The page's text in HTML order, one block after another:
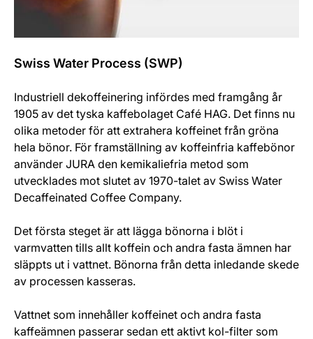
Swiss Water Process (SWP)
Industriell dekoffeinering infördes med framgång år
1905 av det tyska kaffebolaget Café HAG. Det finns nu
olika metoder för att extrahera koffeinet från gröna
hela bönor. För framställning av koffeinfria kaffebönor
använder JURA den kemikaliefria metod som
utvecklades mot slutet av 1970-talet av Swiss Water
Decaffeinated Coffee Company.
Det första steget är att lägga bönorna i blöt i
varmvatten tills allt koffein och andra fasta ämnen har
släppts ut i vattnet. Bönorna från detta inledande skede
av processen kasseras.
Vattnet som innehåller koffeinet och andra fasta
kaffeämnen passerar sedan ett aktivt kol-filter som